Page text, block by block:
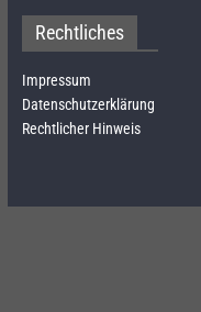
Rechtliches
Impressum
Datenschutzerklärung
Rechtlicher Hinweis